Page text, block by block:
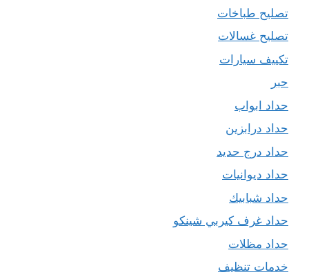
تصليح طباخات
تصليح غسالات
تكييف سيارات
حبر
حداد ابواب
حداد درابزين
حداد درج حديد
حداد ديوانيات
حداد شبابيك
حداد غرف كيربي شينكو
حداد مظلات
خدمات تنظيف